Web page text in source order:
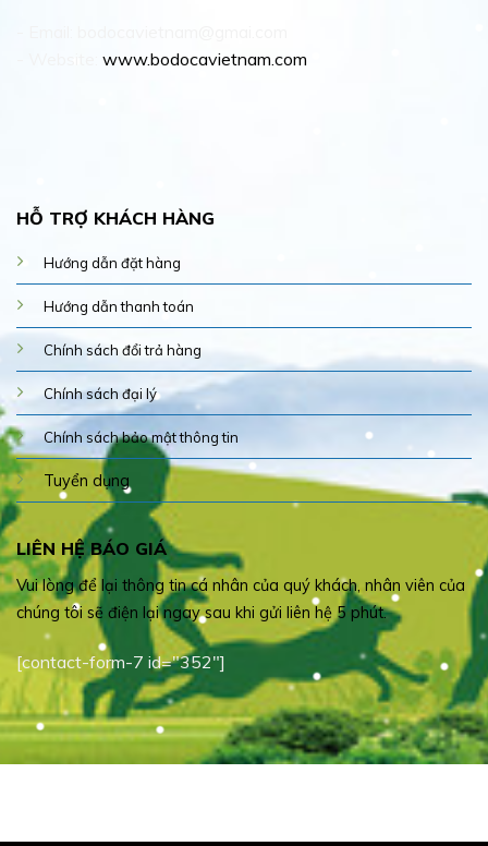
www.bodocavietnam.com
HỖ TRỢ KHÁCH HÀNG
Hướng dẫn đặt hàng
Hướng dẫn thanh toán
Chính sách đổi trả hàng
Chính sách đại lý
Chính sách bảo mật thông tin
Tuyển dụng
LIÊN HỆ BÁO GIÁ
Vui lòng để lại thông tin cá nhân của quý khách, nhân viên của
chúng tôi sẽ điện lại ngay sau khi gửi liên hệ 5 phút.
[contact-form-7 id="352"]